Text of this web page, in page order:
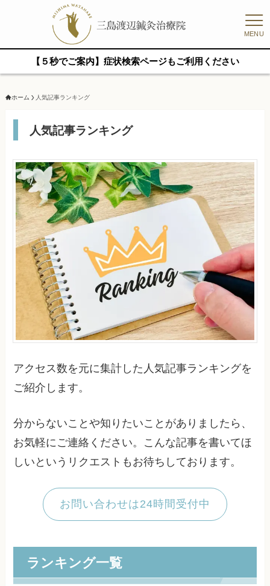
MENU
【５秒でご案内】症状検索ページもご利用ください
ホーム 人気記事ランキング
人気記事ランキング
アクセス数を元に集計した人気記事ランキングを
ご紹介します。
分からないことや知りたいことがありましたら、
お気軽にご連絡ください。こんな記事を書いてほ
しいというリクエストもお待ちしております。
お問い合わせは24時間受付中
ランキング一覧